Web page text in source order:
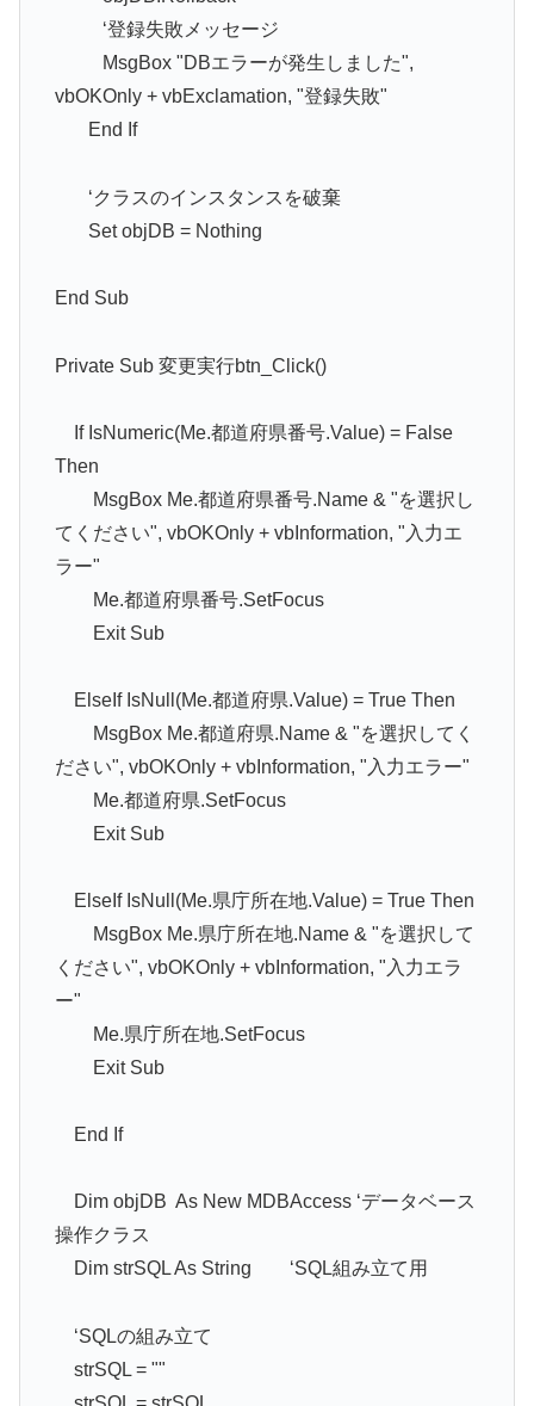
‘登録失敗メッセージ
MsgBox "DBエラーが発生しました",
vbOKOnly + vbExclamation, "登録失敗"
End If
‘クラスのインスタンスを破棄
Set objDB = Nothing
End Sub
Private Sub 変更実行btn_Click()
If IsNumeric(Me.都道府県番号.Value) = False
Then
MsgBox Me.都道府県番号.Name & "を選択し
てください", vbOKOnly + vbInformation, "入力エ
ラー"
Me.都道府県番号.SetFocus
Exit Sub
ElseIf IsNull(Me.都道府県.Value) = True Then
MsgBox Me.都道府県.Name & "を選択してく
ださい", vbOKOnly + vbInformation, "入力エラー"
Me.都道府県.SetFocus
Exit Sub
ElseIf IsNull(Me.県庁所在地.Value) = True Then
MsgBox Me.県庁所在地.Name & "を選択して
ください", vbOKOnly + vbInformation, "入力エラ
ー"
Me.県庁所在地.SetFocus
Exit Sub
End If
Dim objDB As New MDBAccess ‘データベース
操作クラス
Dim strSQL As String ‘SQL組み立て用
‘SQLの組み立て
strSQL = ""